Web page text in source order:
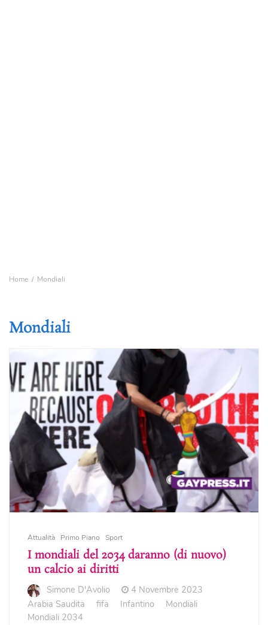
Home Mondiali
Mondiali
Attualità Primo Piano Sport
I mondiali del 2034 daranno (di nuovo)
un calcio ai diritti
Simone D'Avolio
4 Novembre 2023
Arabia Saudita
fifa Infantino
Mondiali
Mondiali 2034